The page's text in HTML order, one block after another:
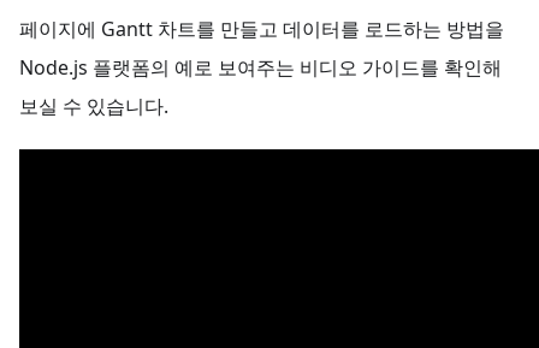
페이지에 Gantt 차트를 만들고 데이터를 로드하는 방법을
Node.js 플랫폼의 예로 보여주는 비디오 가이드를 확인해
보실 수 있습니다.